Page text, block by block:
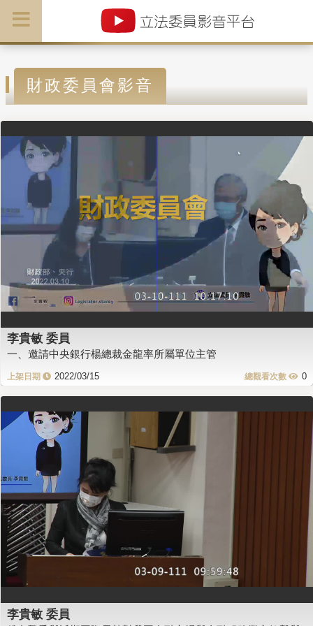
財政委員會影音
李貴敏 委員
一、邀請中央銀行楊總裁金龍率所屬單位主管
2022/03/15 0
李貴敏 委員